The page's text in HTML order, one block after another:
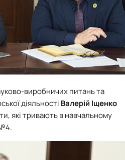
виробничих питань та
діяльності Валерій Іщенко
які тривають в навчальному